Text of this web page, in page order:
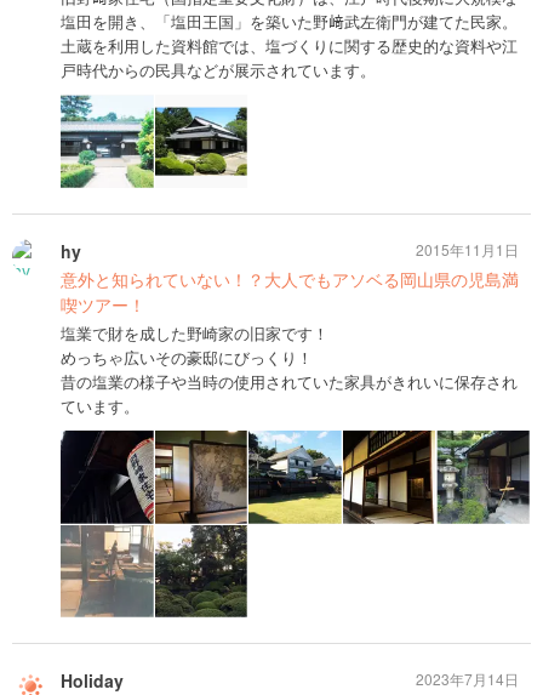
塩田を開き、「塩田王国」を築いた野﨑武左衛門が建てた民家。
土蔵を利用した資料館では、塩づくりに関する歴史的な資料や江
戸時代からの民具などが展示されています。
hy
意外と知られていない！？大人でもアソベる岡山県の児島満
喫ツアー！
塩業で財を成した野崎家の旧家です！
めっちゃ広いその豪邸にびっくり！
昔の塩業の様子や当時の使用されていた家具がきれいに保存され
ています。
2015年11月1日
Holiday 2023年7月14日